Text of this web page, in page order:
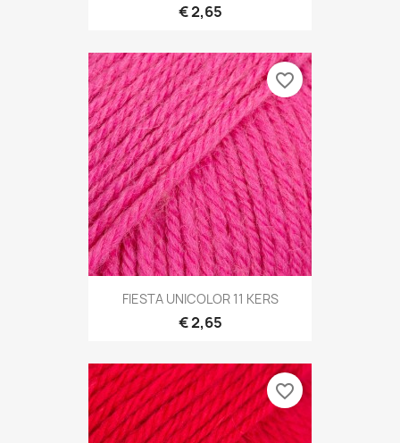
€ 2,65
FIESTA UNICOLOR 11 KERS
€ 2,65
favorite_border
favorite_border